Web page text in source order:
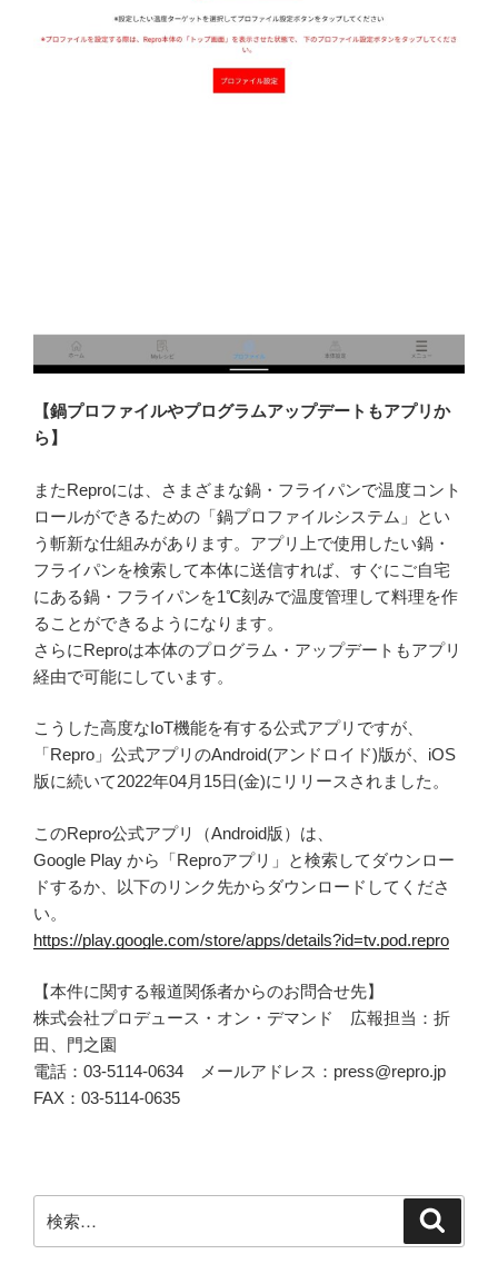
【鍋プロファイルやプログラムアップデートもアプリか
ら】
またReproには、さまざまな鍋・フライパンで温度コント
ロールができるための「鍋プロファイルシステム」とい
う斬新な仕組みがあります。アプリ上で使用したい鍋・
フライパンを検索して本体に送信すれば、すぐにご自宅
にある鍋・フライパンを1℃刻みで温度管理して料理を作
ることができるようになります。
さらにReproは本体のプログラム・アップデートもアプリ
経由で可能にしています。
こうした高度なIoT機能を有する公式アプリですが、
「Repro」公式アプリのAndroid(アンドロイド)版が、iOS
版に続いて2022年04月15日(金)にリリースされました。
このRepro公式アプリ（Android版）は、
Google Play から「Reproアプリ」と検索してダウンロー
ドするか、以下のリンク先からダウンロードしてくださ
い。
https://play.google.com/store/apps/details?id=tv.pod.repro
【本件に関する報道関係者からのお問合せ先】
株式会社プロデュース・オン・デマンド 広報担当：折
田、門之園
電話：03-5114-0634 メールアドレス：press@repro.jp
FAX：03-5114-0635
索: